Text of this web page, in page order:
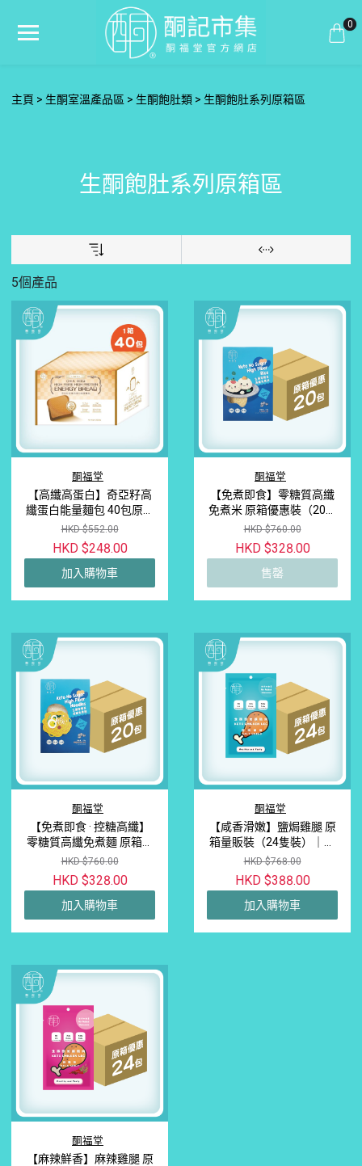
0
主頁 生酮室溫產品區 生酮飽肚類 生酮飽肚系列原箱區
生酮飽肚系列原箱區
5個產品
酮福堂
【高纖高蛋白】奇亞籽高
纖蛋白能量麵包 40包原箱
量販裝｜最佳食用日期：
2026年9月19日
HKD $552.00
HKD $248.00
加入購物車
酮福堂
【免煮即食】零糖質高纖
免煮米 原箱優惠裝（20盒
裝）｜完勝蒟蒻米口感帶
米香 · 低GI生酮減脂主食首
選
HKD $760.00
HKD $328.00
售罄
酮福堂
【免煮即食 · 控糖高纖】
零糖質高纖免煮麵 原箱優
惠裝（20盒裝）｜生酮減
脂控卡主食首選
HKD $760.00
HKD $328.00
加入購物車
酮福堂
【咸香滑嫩】鹽焗雞腿 原
箱量販裝（24隻裝）｜無
激素滑嫩雞腿肉 · 長期備
餐與解救雞胸肉厭倦感首
選
HKD $768.00
HKD $388.00
加入購物車
酮福堂
【麻辣鮮香】麻辣雞腿 原